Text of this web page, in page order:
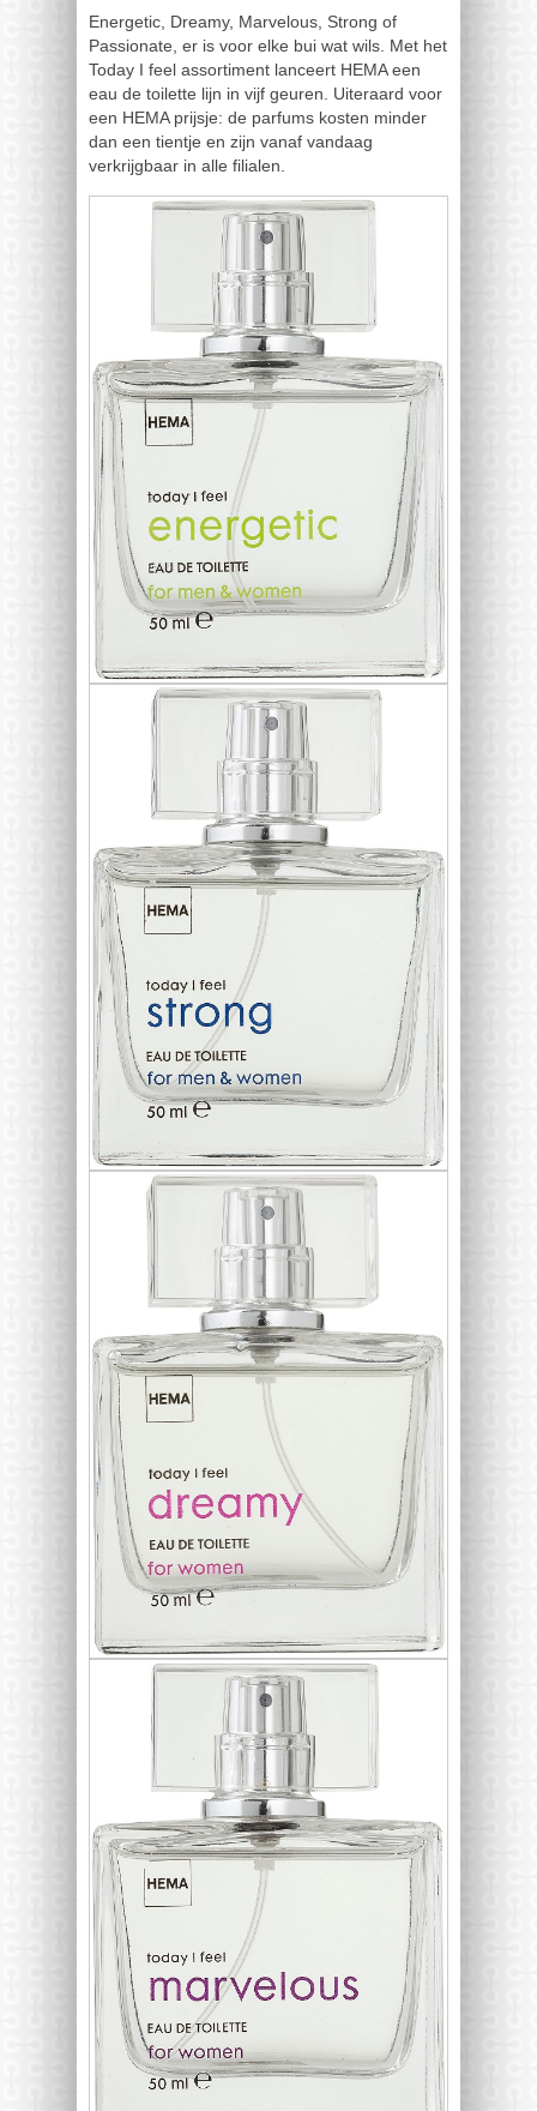
Energetic, Dreamy, Marvelous, Strong of
Passionate, er is voor elke bui wat wils. Met het
Today I feel assortiment lanceert HEMA een
eau de toilette lijn in vijf geuren. Uiteraard voor
een HEMA prijsje: de parfums kosten minder
dan een tientje en zijn vanaf vandaag
verkrijgbaar in alle filialen.